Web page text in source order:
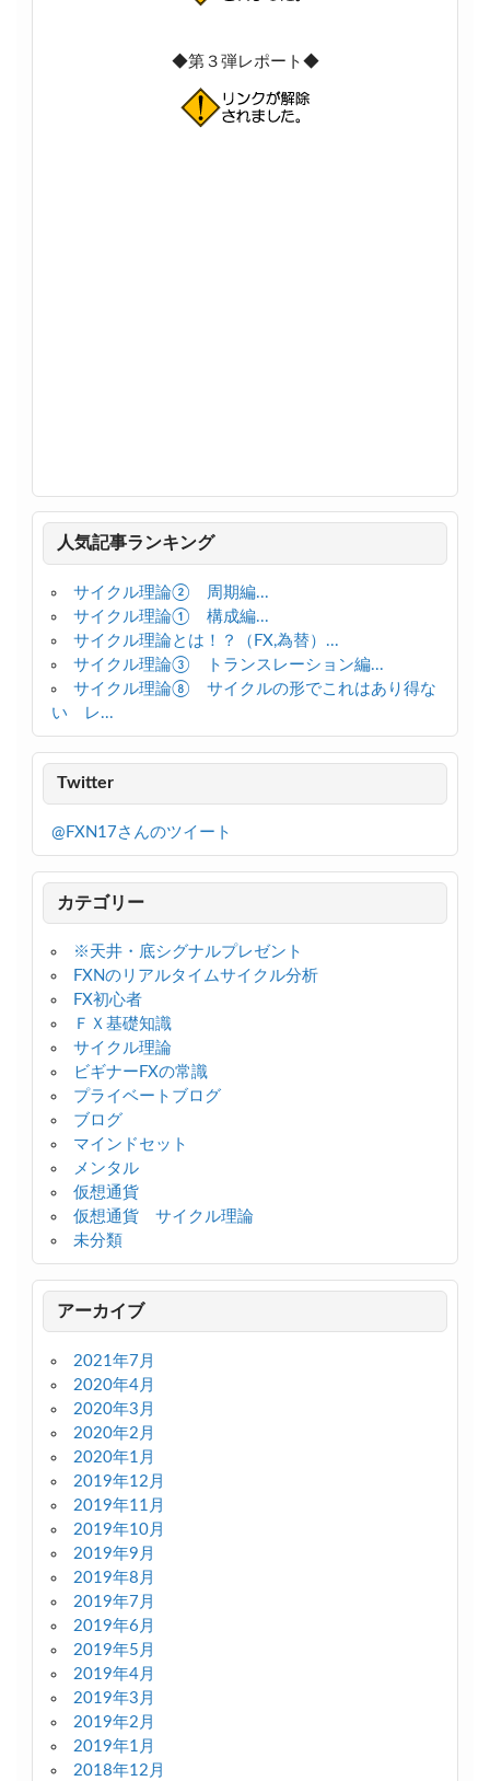
◆第３弾レポート◆
人気記事ランキング
サイクル理論② 周期編...
サイクル理論① 構成編...
サイクル理論とは！？（FX,為替）...
サイクル理論③ トランスレーション編...
サイクル理論⑧ サイクルの形でこれはあり得な
い レ...
Twitter
@FXN17さんのツイート
カテゴリー
※天井・底シグナルプレゼント
FXNのリアルタイムサイクル分析
FX初心者
ＦＸ基礎知識
サイクル理論
ビギナーFXの常識
プライベートブログ
ブログ
マインドセット
メンタル
仮想通貨
仮想通貨 サイクル理論
未分類
アーカイブ
2021年7月
2020年4月
2020年3月
2020年2月
2020年1月
2019年12月
2019年11月
2019年10月
2019年9月
2019年8月
2019年7月
2019年6月
2019年5月
2019年4月
2019年3月
2019年2月
2019年1月
2018年12月